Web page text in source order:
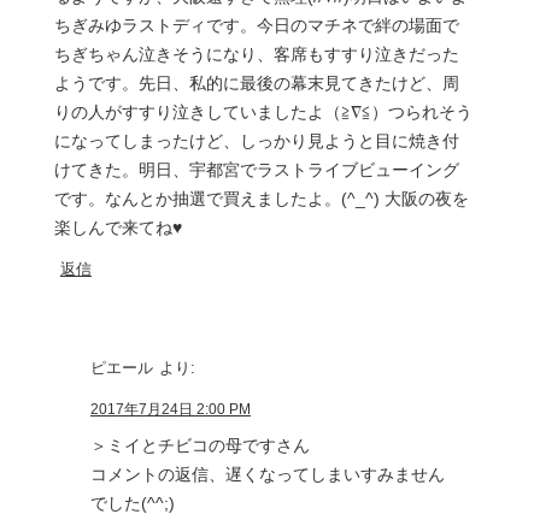
ちぎみゆラストディです。今日のマチネで絆の場面で
ちぎちゃん泣きそうになり、客席もすすり泣きだった
ようです。先日、私的に最後の幕末見てきたけど、周
りの人がすすり泣きしていましたよ（≧∇≦）つられそう
になってしまったけど、しっかり見ようと目に焼き付
けてきた。明日、宇都宮でラストライブビューイング
です。なんとか抽選で買えましたよ。(^_^) 大阪の夜を
楽しんで来てね♥️
返信
ピエール より:
2017年7月24日 2:00 PM
＞ミイとチビコの母ですさん
コメントの返信、遅くなってしまいすみません
でした(^^;)